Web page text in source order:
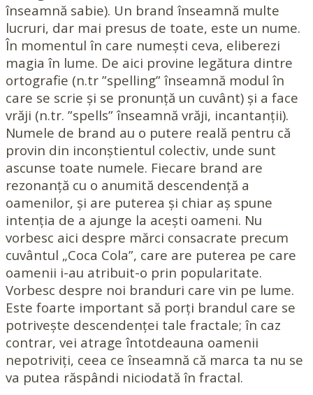
înseamnă sabie). Un brand înseamnă multe
lucruri, dar mai presus de toate, este un nume.
În momentul în care numești ceva, eliberezi
magia în lume. De aici provine legătura dintre
ortografie (n.tr ”spelling” înseamnă modul în
care se scrie și se pronunță un cuvânt) și a face
vrăji (n.tr. ”spells” înseamnă vrăji, incantanții).
Numele de brand au o putere reală pentru că
provin din inconștientul colectiv, unde sunt
ascunse toate numele. Fiecare brand are
rezonanță cu o anumită descendență a
oamenilor, și are puterea și chiar aș spune
intenția de a ajunge la acești oameni. Nu
vorbesc aici despre mărci consacrate precum
cuvântul „Coca Cola”, care are puterea pe care
oamenii i-au atribuit-o prin popularitate.
Vorbesc despre noi branduri care vin pe lume.
Este foarte important să porți brandul care se
potrivește descendenței tale fractale; în caz
contrar, vei atrage întotdeauna oamenii
nepotriviți, ceea ce înseamnă că marca ta nu se
va putea răspândi niciodată în fractal.